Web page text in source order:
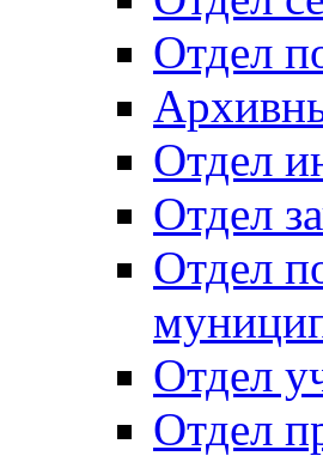
Отдел
Отдел
Отдел
Отдел
Отдел
Отдел